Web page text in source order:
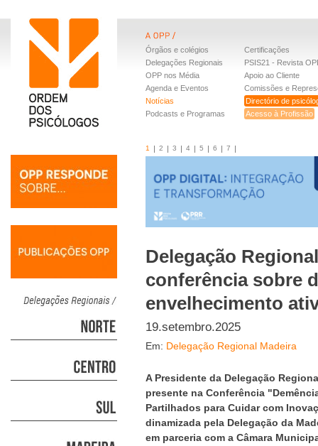
Órgãos e colégios
Delegações Regionais
OPP nos Média
Agenda e Eventos
Notícias
Podcasts e Programas
Certificações
PSIS21 - Revista
Apoio ao Cliente
Comissões e
Directório de
Acesso à Profissão
1 2 3 4 5 6 7
Delegação
conferência sobre
envelhecimento
19.setembro.2025
Em: Delegação Regional Madeira
A Presidente da Delegação
presente na Conferência
Partilhados para Cuidar com
dinamizada pela Delegação da
em parceria com a Câmara